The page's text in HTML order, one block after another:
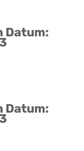
Datum:
Datum: